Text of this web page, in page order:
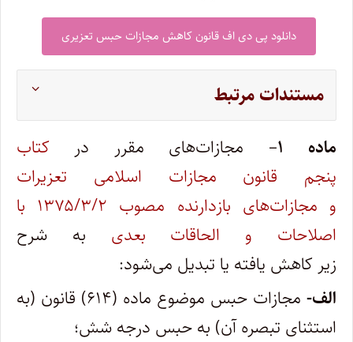
دانلود پی دی اف قانون کاهش مجازات حبس تعزیری
مستندات مرتبط
ماده ۱
– مجازات‌های مقرر در کتاب
پنجم قانون مجازات اسلامی تعزیرات
و مجازات‌های بازدارنده مصوب ۱۳۷۵/۳/۲ با
اصلاحات و الحاقات بعدی به شرح
زیر کاهش یافته یا تبدیل می‌شود:
الف-
مجازات حبس موضوع ماده (۶۱۴) قانون (به
استثنای تبصره آن) به حبس درجه شش؛